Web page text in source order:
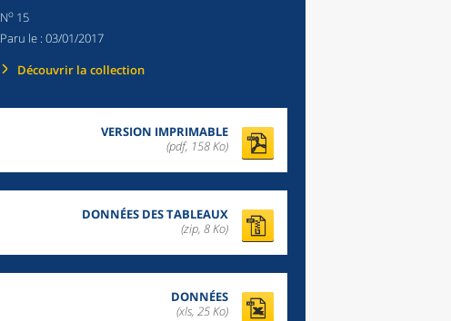
No 15
Paru le : 03/01/2017
Découvrir la collection
VERSION IMPRIMABLE
(pdf, 158 Ko)
DONNÉES DES TABLEAUX
(zip, 8 Ko)
DONNÉES
(xls, 25 Ko)